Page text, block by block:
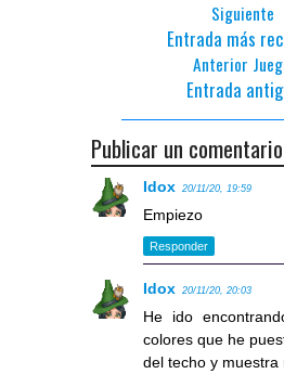
Siguiente
Entrada más
Anterior
Entrada
Publicar un comentario
Idox 20/11/20, 19:59
Empiezo
Responder
Idox 20/11/20, 20:03
He ido
colores que he
del techo y muestra